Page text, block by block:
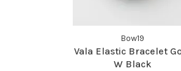
Bow19
Vala Elastic Bracelet
W Black